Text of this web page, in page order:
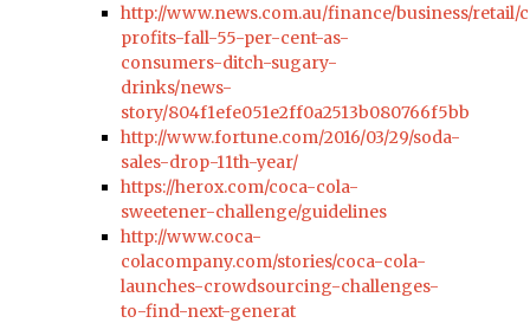
http://www.news.com.au/finance/business/retail/
profits-fall-55-per-cent-as-
consumers-ditch-sugary-
drinks/news-
story/804f1efe051e2ff0a2513b080766f5bb
http://www.fortune.com/2016/03/29/soda-
sales-drop-11th-year/
https://herox.com/coca-cola-
sweetener-challenge/guidelines
http://www.coca-
colacompany.com/stories/coca-cola-
launches-crowdsourcing-challenges-
to-find-next-generat